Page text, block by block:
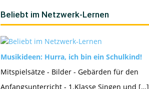
Beliebt im Netzwerk-Lernen
Musikideen: Hurra, ich bin ein Schulkind!
Mitspielsätze - Bilder - Gebärden für den
Anfangsunterricht - 1.Klasse Singen und […]